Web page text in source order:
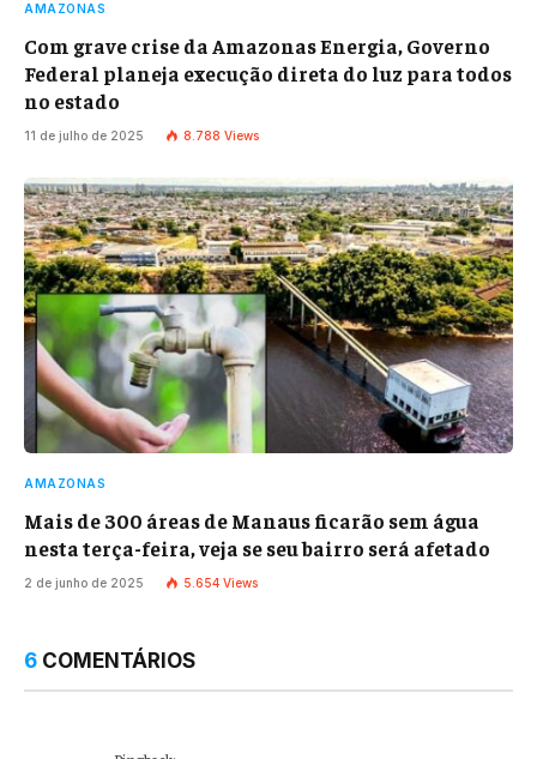
AMAZONAS
Com grave crise da Amazonas Energia, Governo
Federal planeja execução direta do luz para todos
no estado
11 de julho de 2025 8.788 Views
AMAZONAS
Mais de 300 áreas de Manaus ficarão sem água
nesta terça-feira, veja se seu bairro será afetado
2 de junho de 2025 5.654 Views
6 COMENTÁRIOS